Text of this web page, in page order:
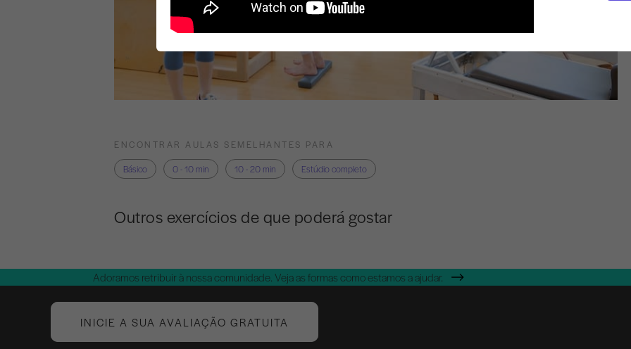
ENCONTRAR AULAS SEMELHANTES PARA
Básico
0 - 10 min 10 - 20 min Estúdio completo
Outros exercícios de que poderá gostar
Adoramos retribuir à nossa comunidade. Veja as formas como estamos a ajudar.
INICIE A SUA AVALIAÇÃO GRATUITA